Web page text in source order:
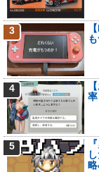
3
4
5
略